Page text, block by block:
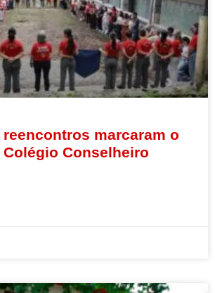
reencontros marcaram o
Conselheiro